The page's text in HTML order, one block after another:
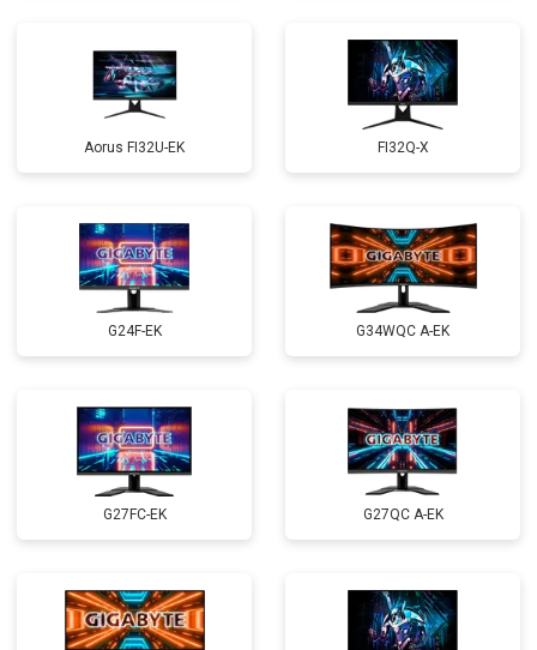
Aorus FI32U-EK FI32Q-X
G24F-EK G34WQC A-EK
G27FC-EK G27QC A-EK